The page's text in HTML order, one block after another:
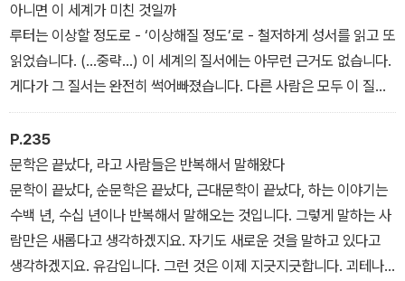
아니면 이 세계가 미친 것일까
루터는 이상할 정도로 - ‘이상해질 정도’로 - 철저하게 성서를 읽고 또
읽었습니다. (…중략…) 이 세계의 질서에는 아무런 근거도 없습니다.
게다가 그 질서는 완전히 썩어빠졌습니다. 다른 사람은 모두 이 질서
를 따르고 있습니다. 이 세계는 그리스도교의 가르침에 따른 것이고,
따라서 이 세계의 질서는 옳고 거기에는 근거가 있다고 생각하고 있
습니다. 모든 사람이. 루터를 제외하고. 교황이 있고 추기경이 있고 대
주교가 있고 주교가 있고 수도원이 있고, 모두 따르지 않으면 안 된다
고. 하지만 아무리 읽어도 성서에는 그런 것이 쓰여 있지 않습니다.
P.235
문학은 끝났다, 라고 사람들은 반복해서 말해왔다
문학이 끝났다, 순문학은 끝났다, 근대문학이 끝났다, 하는 이야기는
수백 년, 수십 년이나 반복해서 말해오는 것입니다. 그렇게 말하는 사
람만은 새롭다고 생각하겠지요. 자기도 새로운 것을 말하고 있다고
생각하겠지요. 유감입니다. 그런 것은 이제 지긋지긋합니다. 괴테나